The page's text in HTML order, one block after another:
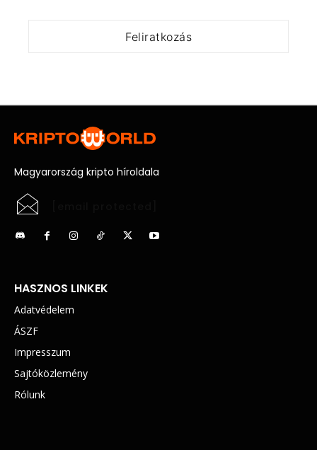
Magyarország kripto híroldala
HASZNOS LINKEK
Adatvédelem
ÁSZF
Impresszum
Sajtóközlemény
Rólunk